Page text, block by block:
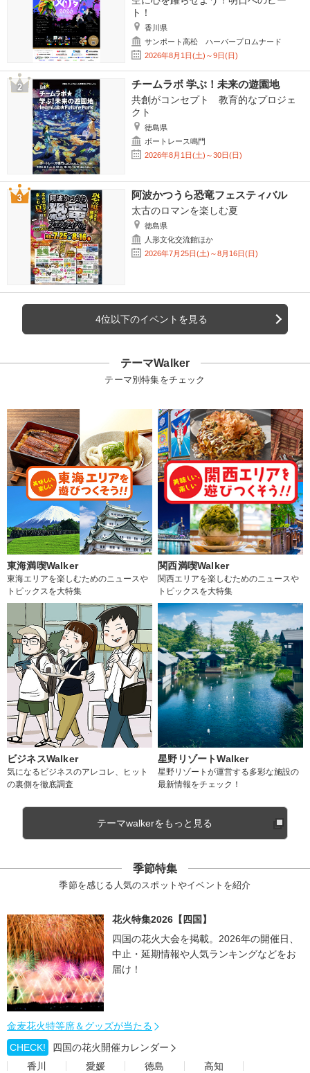
ト！
香川県
サンポート高松 ハーバープロムナード
2026年8月1日(土)～9日(日)
チームラボ 学ぶ！未来の遊園地
共創がコンセプト 教育的なプロジェ
クト
徳島県
ボートレース鳴門
2026年8月1日(土)～30日(日)
阿波かつうら恐竜フェスティバル
太古のロマンを楽しむ夏
徳島県
人形文化交流館ほか
2026年7月25日(土)～8月16日(日)
4位以下のイベントを見る
テーマWalker
テーマ別特集をチェック
東海満喫Walker
東海エリアを楽しむためのニュースや
トピックスを大特集
関西満喫Walker
関西エリアを楽しむためのニュースや
トピックスを大特集
ビジネスWalker
気になるビジネスのアレコレ、ヒット
の裏側を徹底調査
星野リゾートWalker
星野リゾートが運営する多彩な施設の
最新情報をチェック！
テーマwalkerをもっと見る
季節特集
季節を感じる人気のスポットやイベントを紹介
花火特集2026【四国】
四国の花火大会を掲載。2026年の開催日、
中止・延期情報や人気ランキングなどをお
届け！
金麦花火特等席＆グッズが当たる
CHECK!
四国の花火開催カレンダー
香川
愛媛 徳島 高知